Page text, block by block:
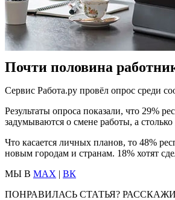
Почти половина
Сервис Работа.ру провёл опрос среди
Результаты опроса показали, что 29%
задумываются о смене работы, а
Что касается личных планов, то 48%
новым городам и странам. 18% хотят
МЫ В MAX | ВК
ПОНРАВИЛАСЬ СТАТЬЯ?